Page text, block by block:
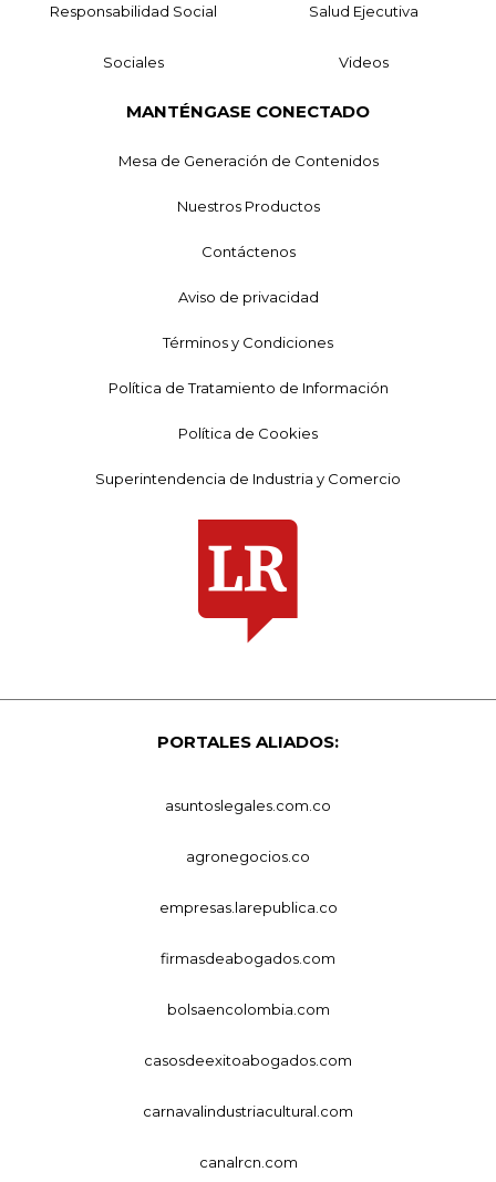
Responsabilidad Social Salud Ejecutiva
Sociales Videos
MANTÉNGASE CONECTADO
Mesa de Generación de Contenidos
Nuestros Productos
Contáctenos
Aviso de privacidad
Términos y Condiciones
Política de Tratamiento de Información
Política de Cookies
Superintendencia de Industria y Comercio
PORTALES ALIADOS:
asuntoslegales.com.co
agronegocios.co
empresas.larepublica.co
firmasdeabogados.com
bolsaencolombia.com
casosdeexitoabogados.com
carnavalindustriacultural.com
canalrcn.com